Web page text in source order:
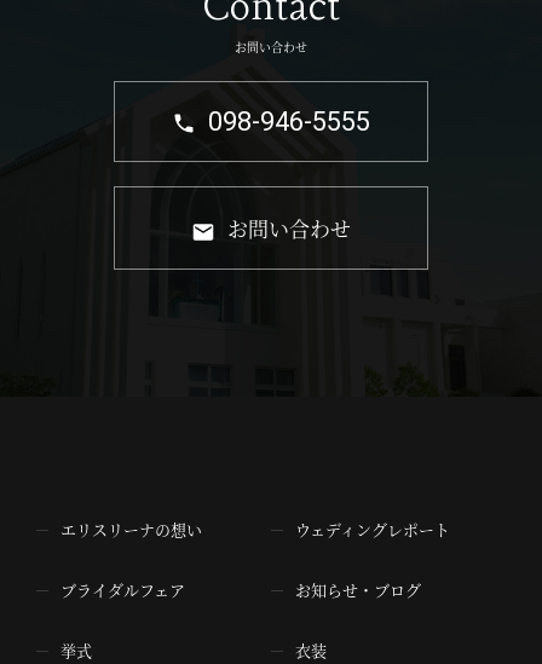
お問い合わせ
098-946-5555
お問い合わせ
エリスリーナの想い
ブライダルフェア
挙式
ウェディングレポート
お知らせ・ブログ
衣装